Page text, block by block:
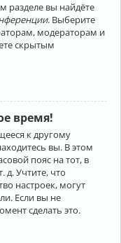
разделе вы найдёте
. Выберите
модераторам и
скрытым
время!
к другому
вы. В этом
пояс на тот, в
д. Учтите, что
настроек, могут
Если вы не
сделать это.